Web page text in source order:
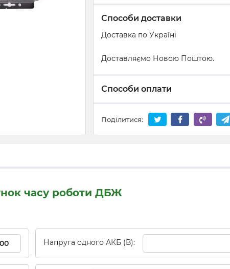
Способи доставки
Доставка по Україні
Доставляємо Новою Поштою.
Способи оплати
Поділитися:
часу роботи ДБЖ
Напруга одного АКБ (В):